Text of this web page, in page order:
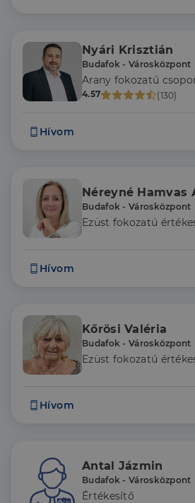
Nyári Krisztián
Budafok - Városközpont
Arany fokozatú
4.57 (130)
Hívom
Néreyné Hamvas
Budafok - Városközpont
Ezüst fokozatú
Hívom
Kőrösi Valéria
Budafok - Városközpont
Ezüst fokozatú
Hívom
Antal Jázmin
Budafok - Városközpont
Értékesítő